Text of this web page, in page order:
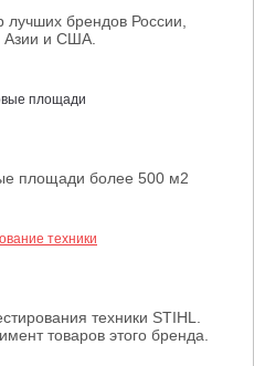
брендов России,
Азии и США.
площади более 500 м2
техники STIHL.
товаров этого бренда.